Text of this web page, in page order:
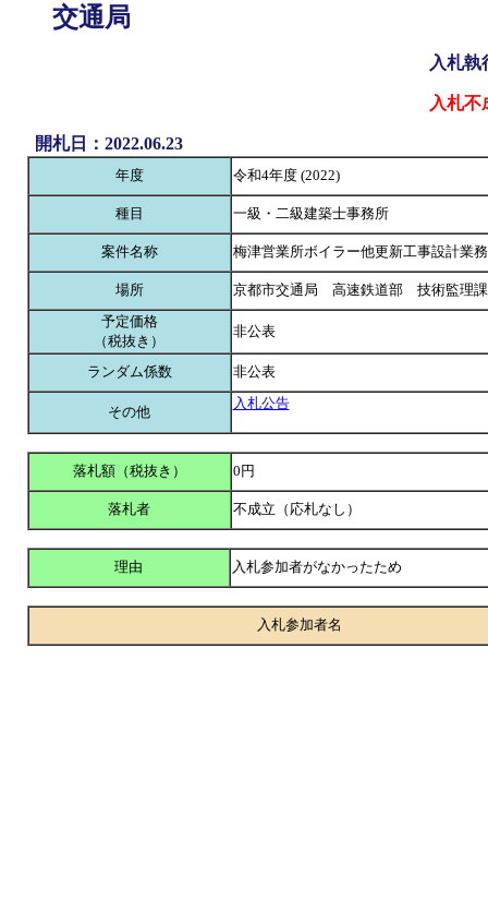
交通局
入札執
入札不
開札日：2022.06.23
年度 令和4年度 (2022)
種目 一級・二級建築士事務所
案件名称 梅津営業所ボイラー他更新工事設計業
場所
京都市交通局 高速鉄道部 技術監理課
予定価格
（税抜き）
非公表
ランダム係数 非公表
その他
入札公告
落札額（税抜き） 0円
落札者 不成立（応札なし）
理由 入札参加者がなかったため
入札参加者名